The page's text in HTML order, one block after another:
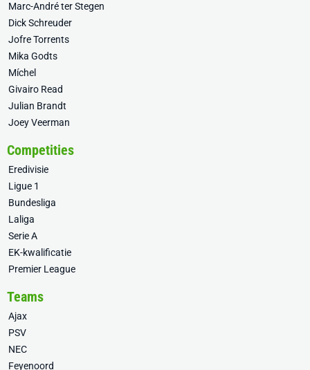
Marc-André ter Stegen
Dick Schreuder
Jofre Torrents
Mika Godts
Míchel
Givairo Read
Julian Brandt
Joey Veerman
Competities
Eredivisie
Ligue 1
Bundesliga
Laliga
Serie A
EK-kwalificatie
Premier League
Teams
Ajax
PSV
NEC
Feyenoord